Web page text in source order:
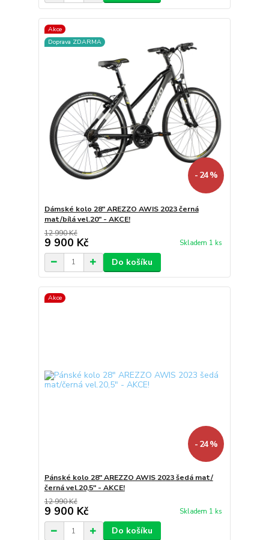
Akce
Doprava ZDARMA
- 24 %
Dámské kolo 28" AREZZO AWIS 2023 černá
mat/bílá vel.20" - AKCE!
12 990 Kč
9 900 Kč Skladem 1 ks
Do košíku
Akce
- 24 %
Pánské kolo 28" AREZZO AWIS 2023 šedá mat/
černá vel.20,5" - AKCE!
12 990 Kč
9 900 Kč Skladem 1 ks
Do košíku